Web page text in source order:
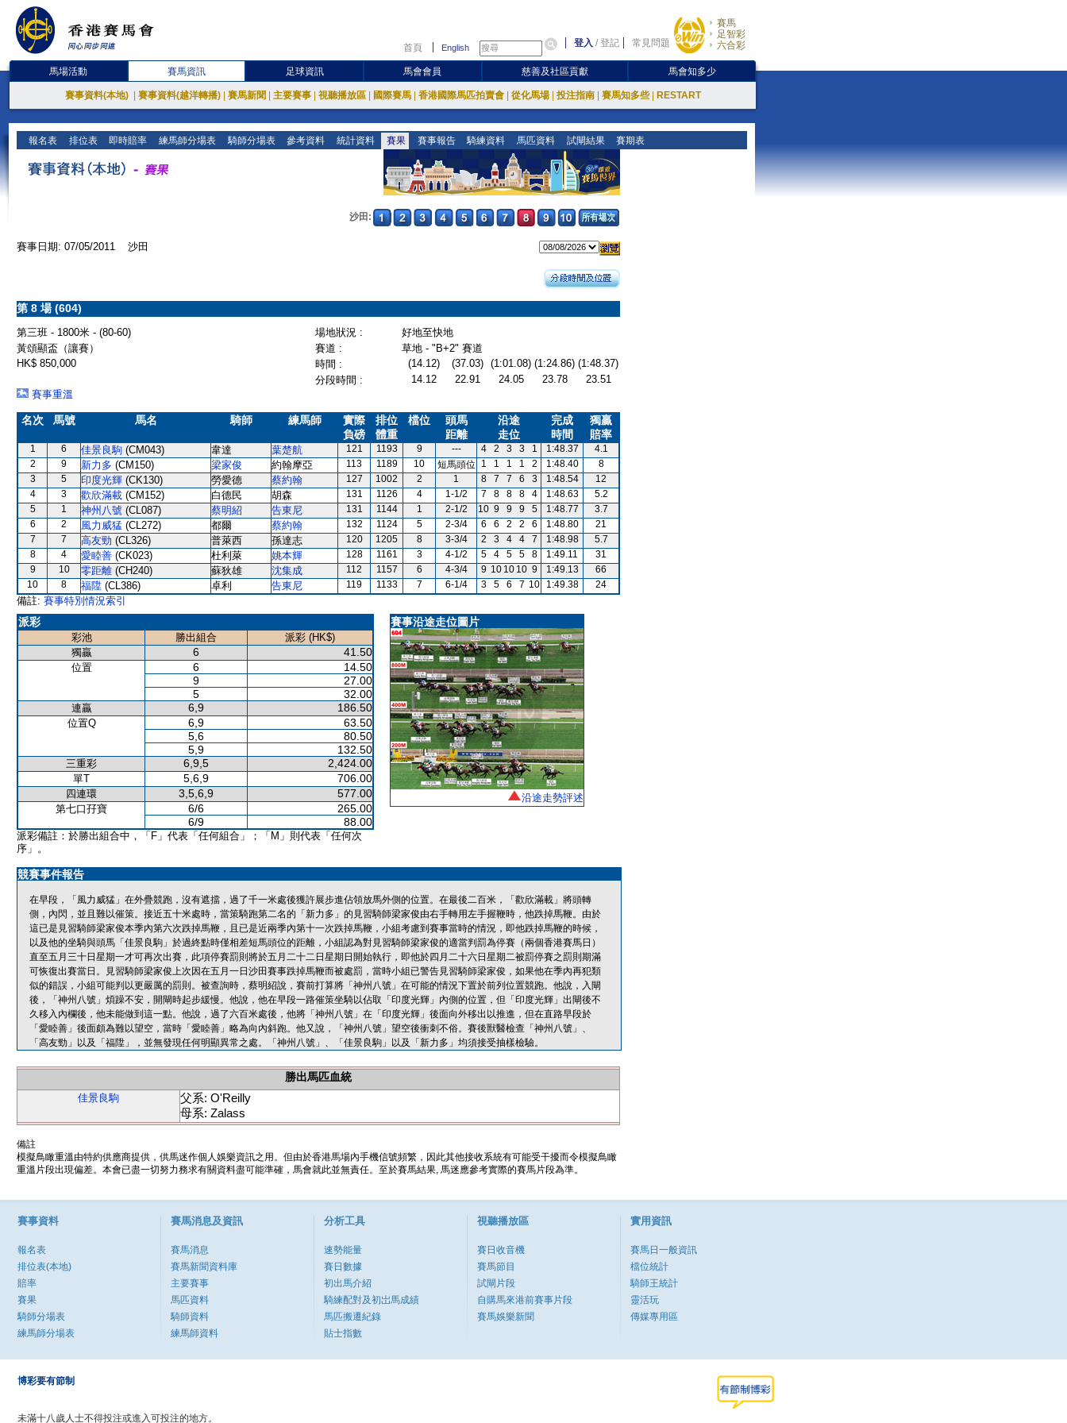
首頁 English 登入 /登記 常見問題
賽馬
足智彩
六合彩
馬場活動 賽馬資訊 足球資訊 馬會會員 慈善及社區貢獻 馬會知多少
賽事資料(本地) 賽事資料(越洋轉播) 賽馬新聞 主要賽事 視聽播放區 國際賽馬 香港國際馬匹拍賣會 從化馬場 投注指南 賽馬知多些 RESTART
報名表 排位表 即時賠率 練馬師分場表 騎師分場表 參考資料 統計資料 賽果 賽事報告 騎練資料 馬匹資料 試閘結果 賽期表
沙田:
賽事日期: 07/05/2011 沙田
第 8 場 (604)
第三班 - 1800米 - (80-60) 場地狀況 :
好地至快地
黃頌顯盃（讓賽）
賽道 :
草地 - "B+2" 賽道
HK$ 850,000
時間 : (14.12) (37.03) (1:01.08) (1:24.86) (1:48.37)
分段時間 :
14.12 22.91 24.05 23.78
23.51
賽事重溫
名次 馬號 馬名 騎師 練馬師
實際
負磅
排位
體重
檔位
頭馬
距離
沿途
走位
完成
時間
獨贏
賠率
1 6 佳景良駒 (CM043) 韋達 葉楚航 121 1193 9 --- 4 2 3 3 1 1:48.37
4.1
2
9 新力多 (CM150) 梁家俊 約翰摩亞 113 1189 10 短馬頭位 1 1 1 1 2 1:48.40
8
3
5 印度光輝 (CK130) 勞愛德 蔡約翰 127 1002 2 1 8 7 7 6 3 1:48.54
12
4
3 歡欣滿載 (CM152) 白德民 胡森 131 1126 4 1-1/2 7 8 8 8 4 1:48.63
5.2
5
1 神州八號 (CL087) 蔡明紹 告東尼 131 1144 1 2-1/2 10 9 9 9 5 1:48.77
3.7
6
2 風力威猛 (CL272) 都爾 蔡約翰 132 1124 5 2-3/4 6 6 2 2 6 1:48.80
21
7
7 高友勁 (CL326) 普萊西 孫達志 120 1205 8 3-3/4 2 3 4 4 7 1:48.98
5.7
8
4 愛睦善 (CK023) 杜利萊 姚本輝 128 1161 3 4-1/2 5 4 5 5 8 1:49.11
31
9
10 零距離 (CH240) 蘇狄雄 沈集成 112 1157 6 4-3/4 9 10 10 10 9 1:49.13
66
10
8 福陞 (CL386) 卓利 告東尼 119 1133 7 6-1/4 3 5 6 7 10 1:49.38 24
備註: 賽事特別情況索引
派彩
彩池 勝出組合
派彩 (HK$)
獨贏
6 41.50
位置 6
14.50
9
27.00
5
32.00
連贏 6,9 186.50
位置Q 6,9
63.50
5,6
80.50
5,9
132.50
三重彩 6,9,5 2,424.00
單T 5,6,9 706.00
四連環 3,5,6,9 577.00
第七口孖寶 6/6
265.00
6/9
88.00
派彩備註：於勝出組合中，「F」代表「任何組合」；「M」則代表「任何次
序」。
賽事沿途走位圖片
沿途走勢評述
競賽事件報告
在早段，「風力威猛」在外疊競跑，沒有遮擋，過了千一米處後獲許展步進佔領放馬外側的位置。在最後二百米，「歡欣滿載」將頭轉
側，內閃，並且難以催策。接近五十米處時，當策騎跑第二名的「新力多」的見習騎師梁家俊由右手轉用左手握鞭時，他跌掉馬鞭。由於
這已是見習騎師梁家俊本季內第六次跌掉馬鞭，且已是近兩季內第十一次跌掉馬鞭，小組考慮到賽事當時的情況，即他跌掉馬鞭的時候，
以及他的坐騎與頭馬「佳景良駒」於過終點時僅相差短馬頭位的距離，小組認為對見習騎師梁家俊的適當判罰為停賽（兩個香港賽馬日）
直至五月三十日星期一才可再次出賽，此項停賽罰則將於五月二十二日星期日開始執行，即他於四月二十六日星期二被罰停賽之罰則期滿
可恢復出賽當日。見習騎師梁家俊上次因在五月一日沙田賽事跌掉馬鞭而被處罰，當時小組已警告見習騎師梁家俊，如果他在季內再犯類
似的錯誤，小組可能判以更嚴厲的罰則。被查詢時，蔡明紹說，賽前打算將「神州八號」在可能的情況下置於前列位置競跑。他說，入閘
後，「神州八號」煩躁不安，開閘時起步緩慢。他說，他在早段一路催策坐騎以佔取「印度光輝」內側的位置，但「印度光輝」出閘後不
久移入內欄後，他未能做到這一點。他說，過了六百米處後，他將「神州八號」在「印度光輝」後面向外移出以推進，但在直路早段於
「愛睦善」後面頗為難以望空，當時「愛睦善」略為向內斜跑。他又說，「神州八號」望空後衝刺不俗。賽後獸醫檢查「神州八號」、
「高友勁」以及「福陞」，並無發現任何明顯異常之處。「神州八號」、「佳景良駒」以及「新力多」均須接受抽樣檢驗。
勝出馬匹血統
佳景良駒
父系: O'Reilly
母系: Zalass
備註
模擬鳥瞰重溫由特約供應商提供，供馬迷作個人娛樂資訊之用。但由於香港馬場內手機信號頻繁，因此其他接收系統有可能受干擾而令模擬鳥瞰
重溫片段出現偏差。本會已盡一切努力務求有關資料盡可能準確，馬會就此並無責任。至於賽馬結果, 馬迷應參考實際的賽馬片段為準。
賽事資料
報名表
排位表(本地)
賠率
賽果
騎師分場表
練馬師分場表
賽馬消息及資訊
賽馬消息
賽馬新聞資料庫
主要賽事
馬匹資料
騎師資料
練馬師資料
分析工具
速勢能量
賽日數據
初出馬介紹
騎練配對及初岀馬成績
馬匹搬遷紀錄
貼士指數
視聽播放區
賽日收音機
賽馬節目
試閘片段
自購馬來港前賽事片段
賽馬娛樂新聞
實用資訊
賽馬日一般資訊
檔位統計
騎師王統計
靈活玩
傳媒專用區
博彩要有節制
未滿十八歲人士不得投注或進入可投注的地方。